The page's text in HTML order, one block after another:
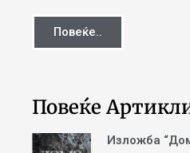
Повеќе..
Повеќе
Изложба